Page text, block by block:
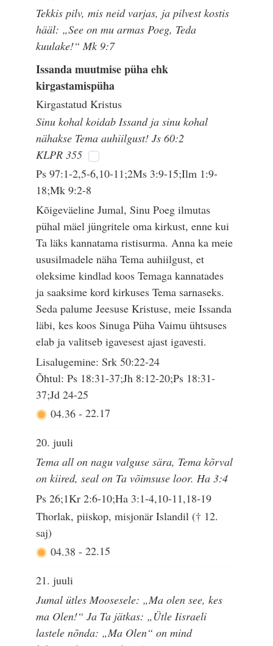
Tekkis pilv, mis neid varjas, ja pilvest kostis
hääl: „See on mu armas Poeg, Teda
kuulake!“ Mk 9:7
Issanda muutmise püha ehk
kirgastamispüha
Kirgastatud Kristus
Sinu kohal koidab Issand ja sinu kohal
nähakse Tema auhiilgust! Js 60:2
KLPR 355
Ps 97:1-2,5-6,10-11;2Ms 3:9-15;Ilm 1:9-
18;Mk 9:2-8
Kõigeväeline Jumal, Sinu Poeg ilmutas
pühal mäel jüngritele oma kirkust, enne kui
Ta läks kannatama ristisurma. Anna ka meie
ususilmadele näha Tema auhiilgust, et
oleksime kindlad koos Temaga kannatades
ja saaksime kord kirkuses Tema sarnaseks.
Seda palume Jeesuse Kristuse, meie Issanda
läbi, kes koos Sinuga Püha Vaimu ühtsuses
elab ja valitseb igavesest ajast igavesti.
Lisalugemine: Srk 50:22-24
Õhtul: Ps 18:31-37;Jh 8:12-20;Ps 18:31-
37;Jd 24-25
04.36 - 22.17
20. juuli
Tema all on nagu valguse sära, Tema kõrval
on kiired, seal on Ta võimsuse loor. Ha 3:4
Ps 26;1Kr 2:6-10;Ha 3:1-4,10-11,18-19
Thorlak, piiskop, misjonär Islandil († 12.
saj)
04.38 - 22.15
21. juuli
Jumal ütles Moosesele: „Ma olen see, kes
ma Olen!“ Ja Ta jätkas: „Ütle Iisraeli
lastele nõnda: „Ma Olen“ on mind